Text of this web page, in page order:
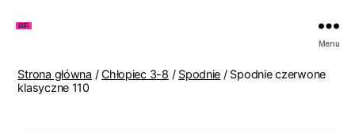
Lenki
Menu
Strona główna /Chłopiec 3-8 / Spodnie / Spodnie czerwone
klasyczne 110